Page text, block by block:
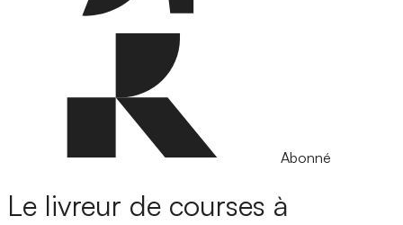
Abonné
Le livreur de courses à